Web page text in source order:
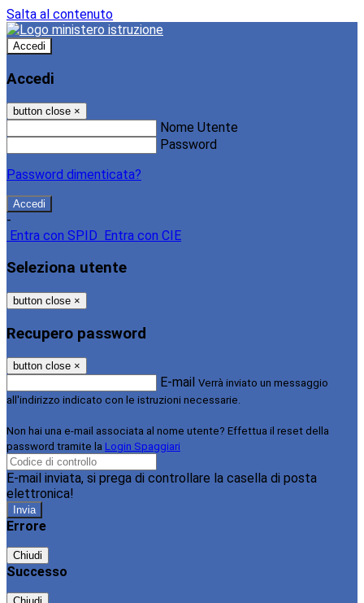
Salta al contenuto
Accedi
Accedi
button close ×
Nome Utente
Password
Password dimenticata?
-
Entra con SPID
Entra con CIE
Seleziona utente
button close ×
Recupero password
button close ×
E-mail Verrà inviato un messaggio
all'indirizzo indicato con le istruzioni necessarie.
Non hai una e-mail associata al nome utente? Effettua il reset della
password tramite la Login Spaggiari
E-mail inviata, si prega di controllare la casella di posta
elettronica!
Errore
Chiudi
Successo